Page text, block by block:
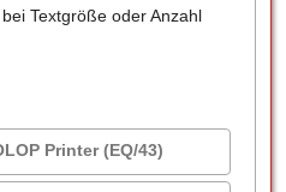
Textgröße oder Anzahl
Printer (EQ/43)